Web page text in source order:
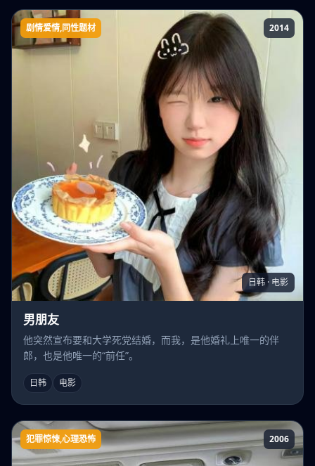
男朋友
剧情爱情,同性题材 2014
日韩 · 电影
男朋友
他突然宣布要和大学死党结婚，而我，是他婚礼上唯一的伴
郎，也是他唯一的“前任”。
日韩 电影
暗夜杀人魔
犯罪惊悚,心理恐怖 2006